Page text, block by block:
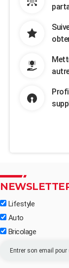
Lifestyle
Auto
Bricolage